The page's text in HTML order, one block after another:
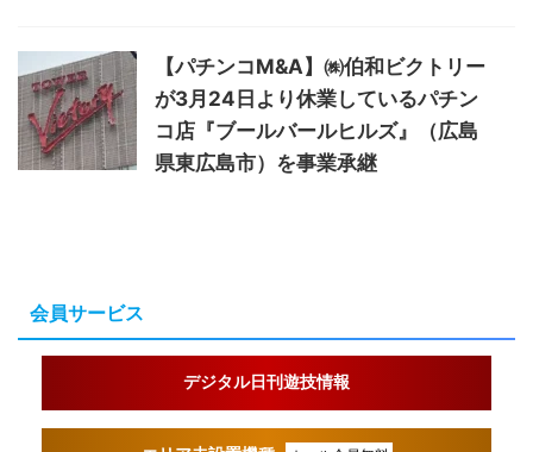
【パチンコM&A】㈱伯和ビクトリー
が3月24日より休業しているパチン
コ店『ブールバールヒルズ』（広島
県東広島市）を事業承継
会員サービス
デジタル日刊遊技情報